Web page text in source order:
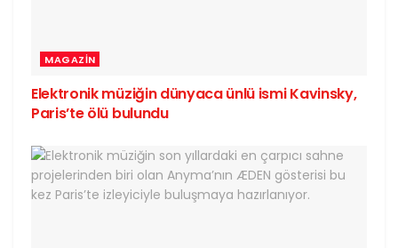
MAGAZIN
Elektronik müziğin dünyaca ünlü ismi Kavinsky,
Paris’te ölü bulundu